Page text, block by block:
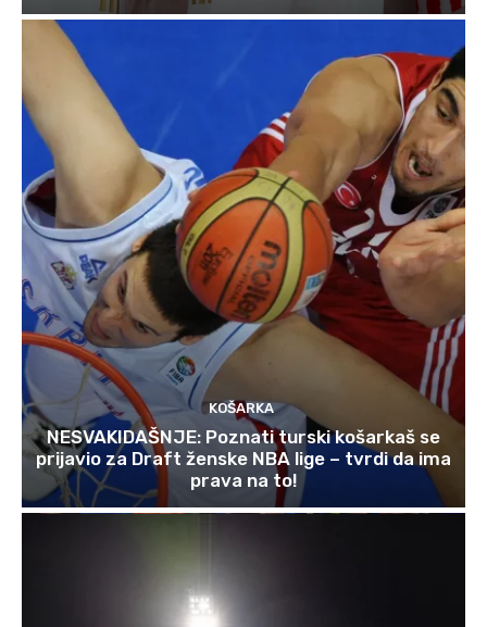
KOŠARKA
NESVAKIDAŠNJE: Poznati turski košarkaš se
prijavio za Draft ženske NBA lige – tvrdi da ima
prava na to!